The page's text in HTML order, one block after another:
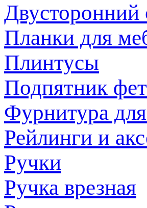
Двусторонний
Планки для
Плинтусы
Подпятник
Фурнитура
Рейлинги и
Ручки
Ручка врезная